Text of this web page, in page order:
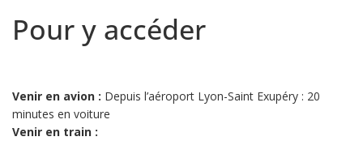
Pour y accéder
Venir en avion : Depuis l’aéroport Lyon-Saint Exupéry : 20
minutes en voiture
Venir en train :